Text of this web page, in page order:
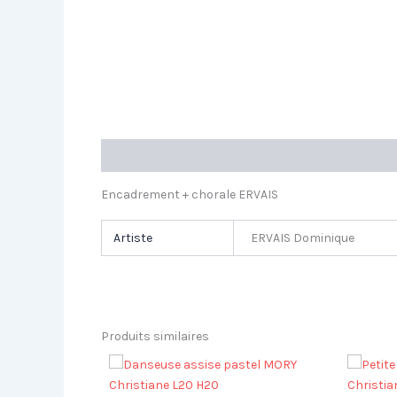
Encadrement + chorale ERVAIS
Artiste ERVAIS Dominique
Produits similaires